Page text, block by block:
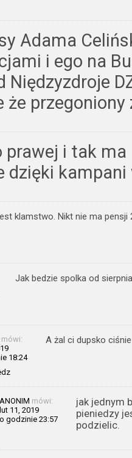
Adama
i ego na
Niędzyzdroje
że przegoniony
prawej i tak
dzięki
klamstwo. Nikt nie ma
Jak bedzie spolka od
mówi:
18:24
A żal ci dupsko ciśnie
ANONIM mówi:
lut 11, 2019
o godzinie 23:57
jak jednym
pieniedzy
podzielic.